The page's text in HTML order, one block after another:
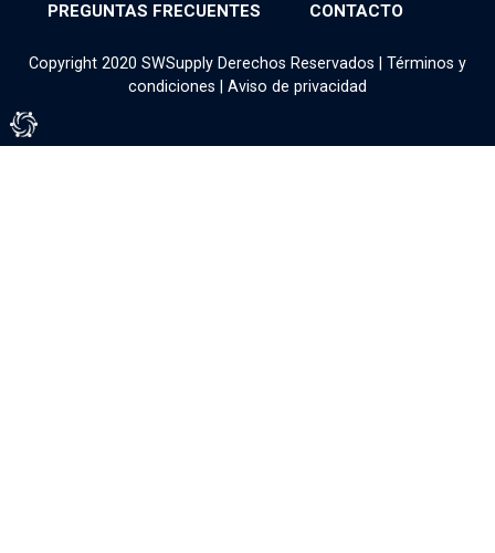
PREGUNTAS FRECUENTES
CONTACTO
Copyright 2020 SWSupply Derechos Reservados | Términos y
condiciones
Aviso de privacidad